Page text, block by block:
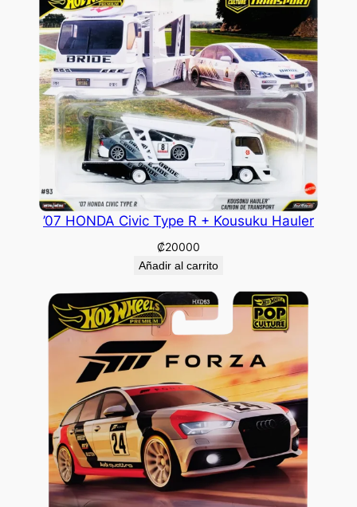
’07 HONDA Civic Type R + Kousuku Hauler
₡20000
Añadir al carrito